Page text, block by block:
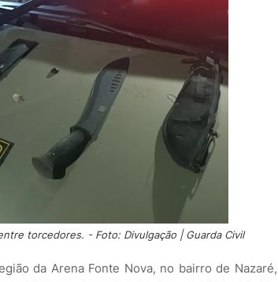
torcedores. - Foto: Divulgação | Guarda Civil
da Arena Fonte Nova, no bairro de Nazaré,